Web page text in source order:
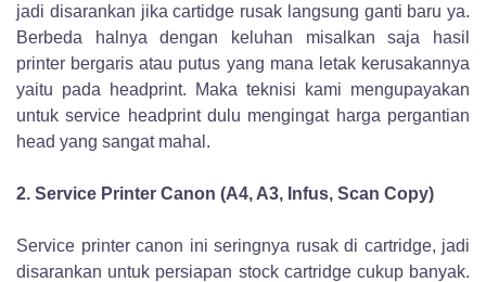
jadi disarankan jika cartidge rusak langsung ganti baru ya.
Berbeda halnya dengan keluhan misalkan saja hasil
printer bergaris atau putus yang mana letak kerusakannya
yaitu pada headprint. Maka teknisi kami mengupayakan
untuk service headprint dulu mengingat harga pergantian
head yang sangat mahal.
2. Service Printer Canon (A4, A3, Infus, Scan Copy)
Service printer canon ini seringnya rusak di cartridge, jadi
disarankan untuk persiapan stock cartridge cukup banyak.